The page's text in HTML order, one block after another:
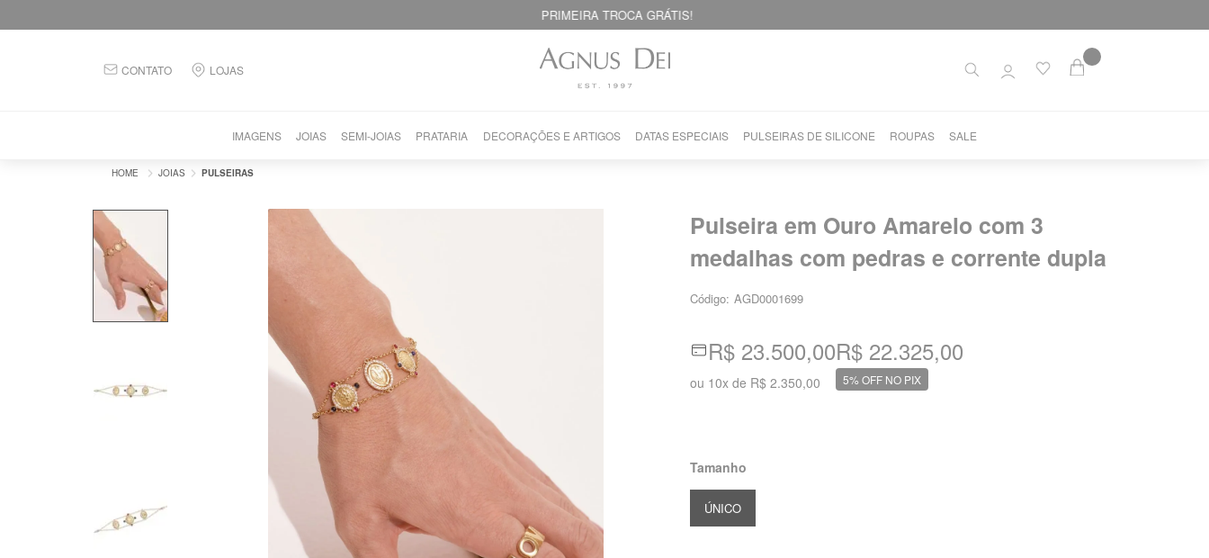
PRIMEIRA TROCA GRÁTIS!
CONTATO LOJAS
IMAGENS JOIAS SEMI-JOIAS PRATARIA DECORAÇÕES E ARTIGOS DATAS ESPECIAIS PULSEIRAS DE SILICONE ROUPAS SALE
JOIAS PULSEIRAS
Pulseira em Ouro Amarelo com 3
medalhas com pedras e corrente dupla
Código: AGD0001699
R$ 23.500,00
ou 10xde R$ 2.350,00
R$ 22.325,00
5% OFF NO PIX
Tamanho
ÚNICO